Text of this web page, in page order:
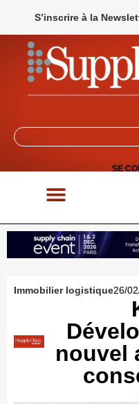
S’inscrire à la
SE
nouvel
Immobilier logistique26/